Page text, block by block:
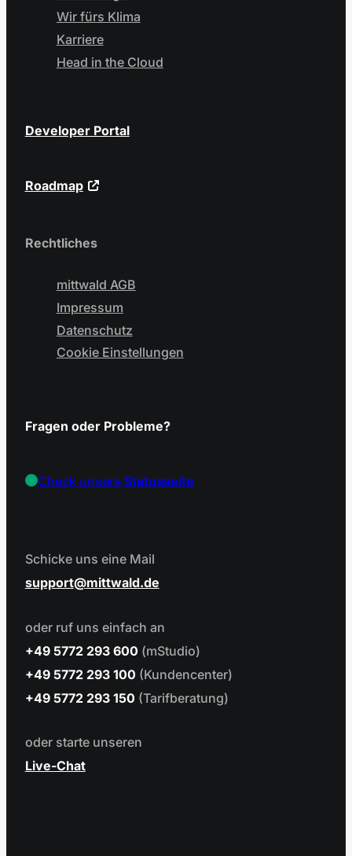
Wir fürs Klima
Karriere
Head in the Cloud
Developer Portal
Roadmap
Rechtliches
mittwald AGB
Impressum
Datenschutz
Cookie Einstellungen
Fragen oder Probleme?
Check unsereStatusseite
Schicke uns eine Mail
support
mittwald.de
oder ruf uns einfach an
+49 5772 293 600 (mStudio)
+49 5772 293 100 (Kundencenter)
+49 5772 293 150 (Tarifberatung)
oder starte unseren
Live-Chat